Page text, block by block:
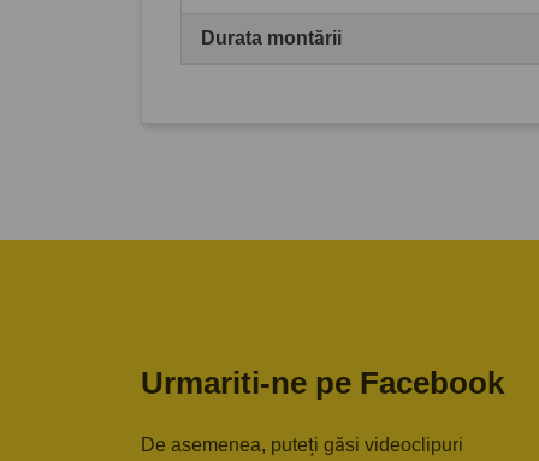
Durata montării
Urmariti-ne pe Facebook
De asemenea, puteți găsi videoclipuri